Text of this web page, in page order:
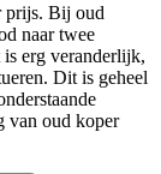
prijs. Bij oud
naar twee
erg veranderlijk,
Dit is geheel
van oud koper